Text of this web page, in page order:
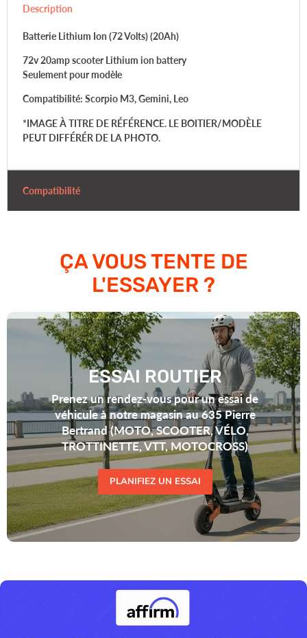
Description
Batterie Lithium Ion (72 Volts) (20Ah)
72v 20amp scooter Lithium ion battery
Seulement pour modèle
Compatibilité: Scorpio M3, Gemini, Leo
*IMAGE À TITRE DE RÉFÉRENCE. LE BOITIER/MODÈLE
PEUT DIFFÉRÉR DE LA PHOTO.
Compatibilité
ÇA VOUS TENTE DE
L'ESSAYER ?
ESSAI ROUTIER
Prenez un rendez-vous pour un essai de
véhicule à notre magasin au 635 Pierre
Bertrand (MOTO, SCOOTER, VÉLO,
TROTTINETTE, VTT, MOTOCROSS)
PLANIFIEZ UN ESSAI